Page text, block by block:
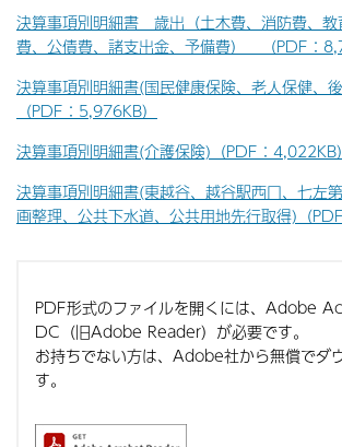
決算事項別明細書 歳出（土木費、消防費、教
費、公債費、諸支出金、予備費） （PDF：
決算事項別明細書(国民健康保険、老人保健、
（PDF：5,976KB）
決算事項別明細書(介護保険)（PDF：4,022KB）
決算事項別明細書(東越谷、越谷駅西口、七左
画整理、公共下水道、公共用地先行取得)（
PDF形式のファイルを開くには、Adobe
DC（旧Adobe Reader）が必要です。
お持ちでない方は、Adobe社から無償でダ
す。